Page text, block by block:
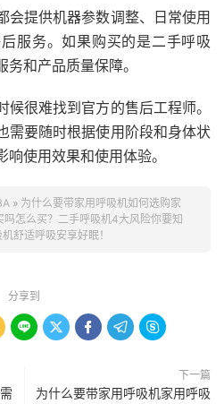
会提供机器参数调整、日常使用
服务。如果购买的是二手呼吸
和产品质量保障。
很难找到官方的售后工程师。
需要随时根据使用阶段和身体状
使用效果和使用体验。
» 为什么要带家用呼吸机如何选购家
怎么买？二手呼吸机4大风险你要知
舒适呼吸安享好眠！
分享到
    
下一篇
为什么要带家用呼吸机家用呼吸